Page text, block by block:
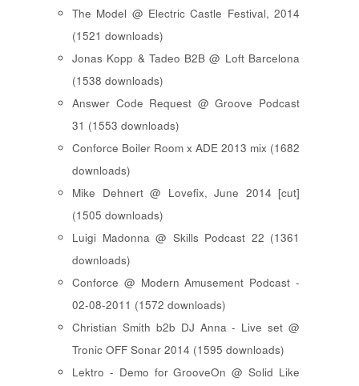
The Model @ Electric Castle Festival, 2014
(1521 downloads)
Jonas Kopp & Tadeo B2B @ Loft Barcelona
(1538 downloads)
Answer Code Request @ Groove Podcast
31 (1553 downloads)
Conforce Boiler Room x ADE 2013 mix (1682
downloads)
Mike Dehnert @ Lovefix, June 2014 [cut]
(1505 downloads)
Luigi Madonna @ Skills Podcast 22 (1361
downloads)
Conforce @ Modern Amusement Podcast -
02-08-2011 (1572 downloads)
Christian Smith b2b DJ Anna - Live set @
Tronic OFF Sonar 2014 (1595 downloads)
Lektro - Demo for GrooveOn @ Solid Like